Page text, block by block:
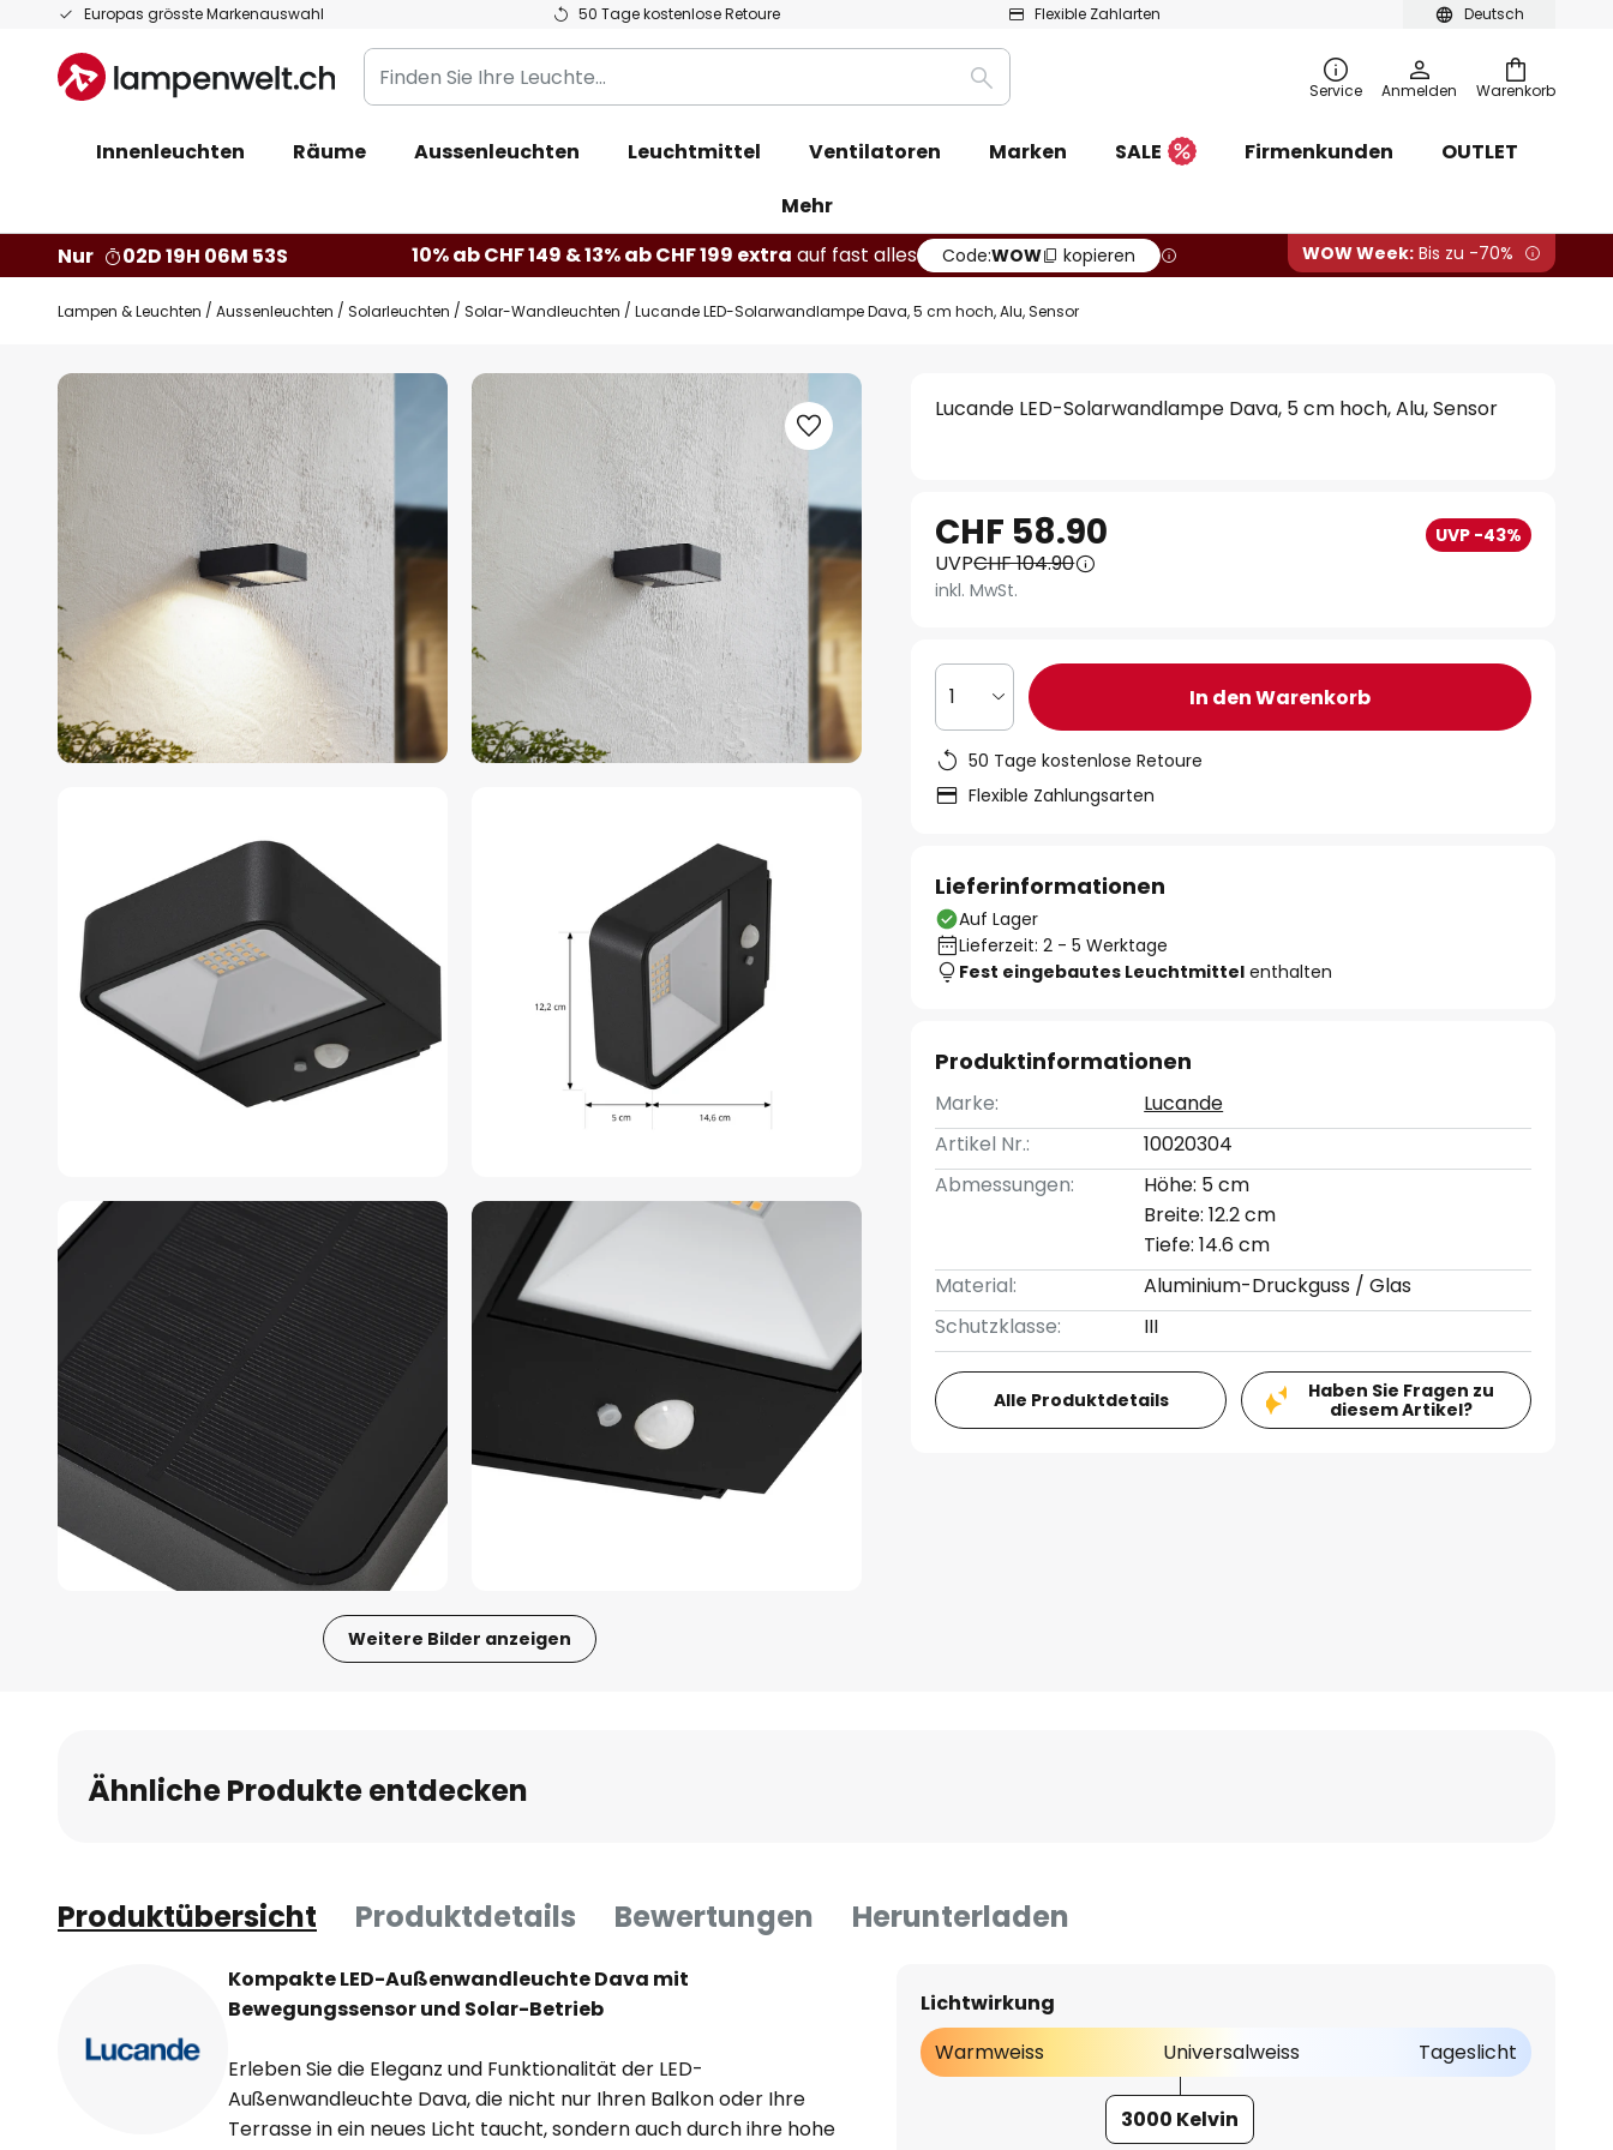
Deutsch
Europas grösste Markenauswahl 50 Tage kostenlose Retoure Flexible Zahlarten
Zum
springen
Warenkorb
Finden
Sie
Leuchte...
Suche Service Anmelden
Innenleuchten Räume Aussenleuchten Leuchtmittel Ventilatoren Marken SALE Firmenkunden
OUTLET
Mehr
Nur
02D 19H 06M 52S 10% ab CHF 149 & 13% ab CHF 199 extra auf fast alles Code:WOW kopieren WOW Week: Bis zu -70%
Lampen & Leuchten Aussenleuchten Solarleuchten Solar-Wandleuchten Lucande LED-Solarwandlampe Dava, 5 cm hoch, Alu, Sensor
Zum
der
Bildgalerie
springen
Weitere Bilder anzeigen
Bildgalerie
springen
Lucande LED-Solarwandlampe Dava, 5 cm hoch, Alu, Sensor
CHF 58.90 UVP -43%
UVPCHF 104.90
inkl. MwSt.
1 In den Warenkorb
50 Tage kostenlose Retoure
Flexible Zahlungsarten
Lieferinformationen
Auf Lager
Lieferzeit: 2 - 5 Werktage
Fest eingebautes Leuchtmittel enthalten
Produktinformationen
Marke:
Lucande
Artikel Nr.:
10020304
Abmessungen:
Höhe: 5 cm
Breite: 12.2 cm
Tiefe: 14.6 cm
Material:
Aluminium-Druckguss / Glas
Schutzklasse:
III
Alle Produktdetails
Haben Sie Fragen zu
diesem Artikel?
Ähnliche Produkte entdecken
Produktübersicht Produktdetails Bewertungen Herunterladen
Kompakte LED-Außenwandleuchte Dava mit
Bewegungssensor und Solar-Betrieb
Erleben Sie die Eleganz und Funktionalität der LED-
Außenwandleuchte Dava, die nicht nur Ihren Balkon oder Ihre
Terrasse in ein neues Licht taucht, sondern auch durch ihre hohe
Lichtwirkung
Warmweiss
Universalweiss Tageslicht
3000 Kelvin